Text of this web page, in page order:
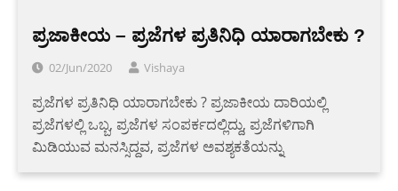
ಪ್ರಜಾಕೀಯ – ಪ್ರಜೆಗಳ ಪ್ರತಿನಿಧಿ ಯಾರಾಗಬೇಕು ?
02/Jun/2020 Vishaya
ಪ್ರಜೆಗಳ ಪ್ರತಿನಿಧಿ ಯಾರಾಗಬೇಕು ? ಪ್ರಜಾಕೀಯ ದಾರಿಯಲ್ಲಿ
ಪ್ರಜೆಗಳಲ್ಲಿ ಒಬ್ಬ, ಪ್ರಜೆಗಳ ಸಂಪರ್ಕದಲ್ಲಿದ್ದು, ಪ್ರಜೆಗಳಿಗಾಗಿ
ಮಿಡಿಯುವ ಮನಸ್ಸಿದ್ದವ, ಪ್ರಜೆಗಳ ಅವಶ್ಯಕತೆಯನ್ನು